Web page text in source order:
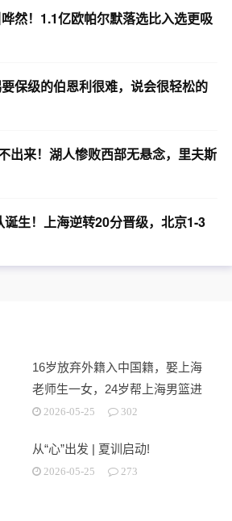
然！1.1亿欧帕尔默落选比入选更吸
保级的伯恩利很难，说会很轻松的
出来！湖人惨败西部无悬念，里夫斯
生！上海逆转20分晋级，北京1-3
16岁放弃外籍入中国籍，娶上海
老师生一女，24岁帮上海男篮进
决赛
2026-05-25 302
从“心”出发 | 夏训启动!
2026-05-25 273